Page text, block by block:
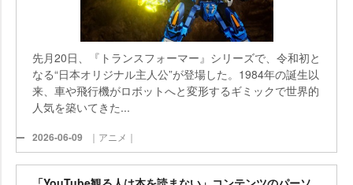
先月20日、『トランスフォーマー』シリーズで、令和初と
なる“日本オリジナル主人公”が登場した。1984年の誕生以
来、車や飛行機がロボットへと変形するギミックで世界的
人気を築いてきた...
2026-06-09 ｜アニメ｜